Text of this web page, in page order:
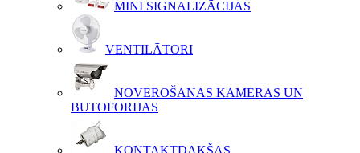
MINI SIGNALIZĀCIJAS
VENTILĀTORI
NOVĒROŠANAS KAMERAS UN
BUTOFORIJAS
KONTAKTDAKŠAS,